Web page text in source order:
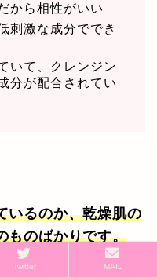
から相性がいい
刺激な成分ででき
いて、クレンジン
分が配合されてい
いるのか、乾燥肌の
ものばかりです。
Twitter MAIL